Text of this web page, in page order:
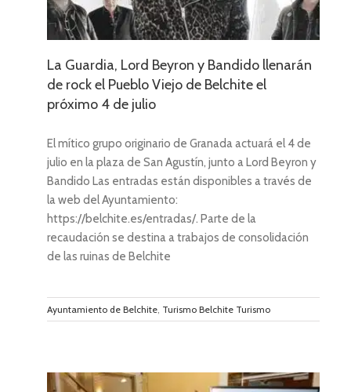
La Guardia, Lord Beyron y Bandido llenarán
de rock el Pueblo Viejo de Belchite el
próximo 4 de julio
El mítico grupo originario de Granada actuará el 4 de
julio en la plaza de San Agustín, junto a Lord Beyron y
Bandido Las entradas están disponibles a través de
la web del Ayuntamiento:
https://belchite.es/entradas/. Parte de la
recaudación se destina a trabajos de consolidación
de las ruinas de Belchite
Ayuntamiento de Belchite Turismo Belchite Turismo